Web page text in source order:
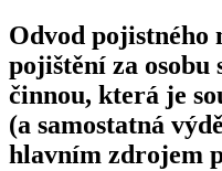
Odvod pojistného
pojištění za osobu
činnou, která je
(a samostatná
hlavním zdrojem